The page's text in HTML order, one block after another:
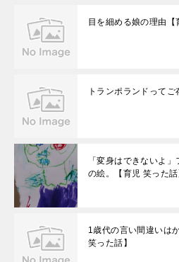
目を細める娘の理由【
トランポランドってご
「変身はできないよ
の絵。【育児 笑った話
1歳代の言い間違いは
笑った話】